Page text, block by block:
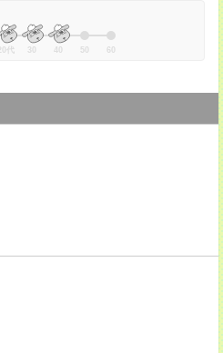
代 30 40 50 60